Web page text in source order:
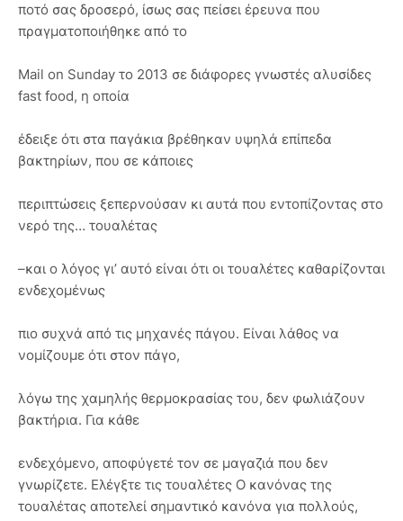
ποτό σας δροσερό, ίσως σας πείσει έρευνα που
πραγματοποιήθηκε από το
Mail on Sunday το 2013 σε διάφορες γνωστές αλυσίδες
fast food, η οποία
έδειξε ότι στα παγάκια βρέθηκαν υψηλά επίπεδα
βακτηρίων, που σε κάποιες
περιπτώσεις ξεπερνούσαν κι αυτά που εντοπίζοντας στο
νερό της… τουαλέτας
–και ο λόγος γι’ αυτό είναι ότι οι τουαλέτες καθαρίζονται
ενδεχομένως
πιο συχνά από τις μηχανές πάγου. Είναι λάθος να
νομίζουμε ότι στον πάγο,
λόγω της χαμηλής θερμοκρασίας του, δεν φωλιάζουν
βακτήρια. Για κάθε
ενδεχόμενο, αποφύγετέ τον σε μαγαζιά που δεν
γνωρίζετε. Ελέγξτε τις τουαλέτες Ο κανόνας της
τουαλέτας αποτελεί σημαντικό κανόνα για πολλούς,